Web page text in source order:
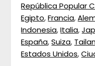
República Popular
Egipto,Francia,
Indonesia,Italia,
España,Suiza,
Estados Unidos,